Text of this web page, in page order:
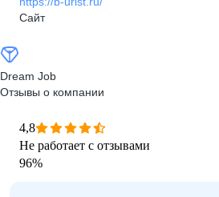
Сайт
Dream Job
Отзывы о компании
4,8
Не работает с отзывами
96%